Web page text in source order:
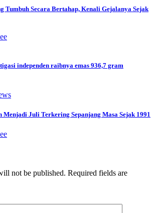
Tumbuh Secara Bertahap, Kenali Gejalanya Sejak
independen raibnya emas 936,7 gram
Juli Terkering Sepanjang Masa Sejak 1991
not be published. Required fields are